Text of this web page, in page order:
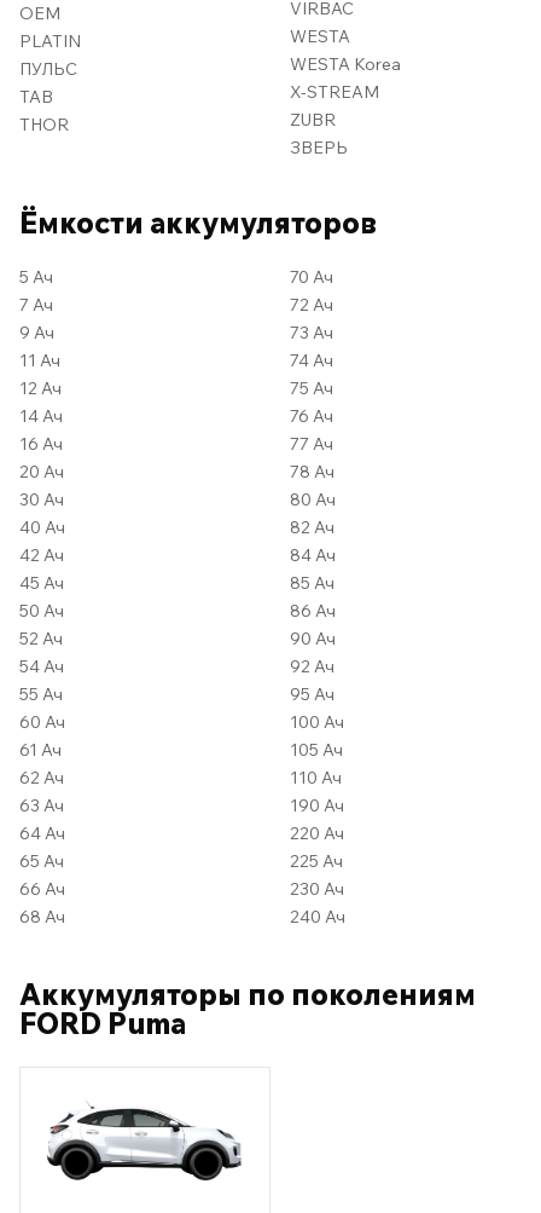
OEM
PLATIN
ПУЛЬС
TAB
THOR
VIRBAC
WESTA
WESTA Korea
X-STREAM
ZUBR
ЗВЕРЬ
Ёмкости аккумуляторов
5 Ач
7 Ач
9 Ач
11 Ач
12 Ач
14 Ач
16 Ач
20 Ач
30 Ач
40 Ач
42 Ач
45 Ач
50 Ач
52 Ач
54 Ач
55 Ач
60 Ач
61 Ач
62 Ач
63 Ач
64 Ач
65 Ач
66 Ач
68 Ач
70 Ач
72 Ач
73 Ач
74 Ач
75 Ач
76 Ач
77 Ач
78 Ач
80 Ач
82 Ач
84 Ач
85 Ач
86 Ач
90 Ач
92 Ач
95 Ач
100 Ач
105 Ач
110 Ач
190 Ач
220 Ач
225 Ач
230 Ач
240 Ач
Аккумуляторы по поколениям
FORD Puma